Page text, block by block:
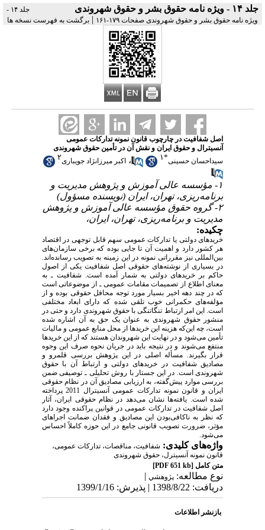
جلد ۱۴ - ویژه‌ نامه حقوق بشر و حقوق شهروندی
جلد ۱۴ -
ویژه‌ نامه حقوق بشر و حقوق شهروندی صفحات ۱۷۹-۱۶۱
| برگشت به فهرست نسخه ها
اصل شفافیت در چارچوب قانون نمونه تدارکات عمومی
آنسیترال و حقوق ایران و نقش آن در تأمین حقوق شهروندی
سیداحسان حسینی*۱ ، اکبر میرزانژاد جویباری۲
۱- مؤسسه عالی آموزش و پژوهش مدیریت و
برنامه‌ریزی، تهران، ایران (نویسنده مسؤول)
۲- گروه حقوق مؤسسه عالی آموزش و پژوهش
مدیریت و برنامه‌ریزی، تهران، ایران،
چکیده:
خریدهای دولتی یا تدارکات عمومی سهم قابل توجهی در اقتصاد
هر کشور دارد و اهمیت آن تا جایی بوده که برخی سازمان‌های
بین‌المللی نیز مقرراتی نمونه در این زمینه به تصویب رسانده‌اند.
در بسیاری از نوشته‌های حقوقی اصل شفافیت یکی از اصول
حاکم بر خریدهای دولتی به شمار آمده است. شفافیت ـ به
معنای اطلاع از تصمیمات مقامات عمومی ـ از موضوعاتی است
که در چند دهه اخیر بسیار مورد توجه محافل حقوقی بوده و از
مؤلفه‌های حکمرانی خوب تلقی شده که دارای ابعاد مختلفی
است. این امر ارتباط تنگاتنگی با حقوق شهروندی دارد و حتی در
منشور حقوق شهروندی به عنوان یک حق به آن اشاره شده
است، چه این‌که هزینه این خریدها از محل منابع عمومی و مالیات
تأمین می‌شود و در نهایت این شهروندان هستند که از این خریدها
منتفع می‌شوند و در نتیجه باید در جریان نحوه صرف این وجوه
قرار بگیرند. مسأله اصلی در این پژوهش بررسی قلمرو و
مصادیق شفافیت در خریدهای دولتی و ارتباط آن با حقوق
شهروندی است. در این جستار با روش تحلیلی ـ توصیفی ضمن
بررسی موارد پیش‌گفته، به ارزیابی مصادیق آن در نظام حقوقی
ایران و قانون نمونه تدارکات عمومی آنسیترال 2011 پرداخته
شده است. یافته‌ها نشان می‌دهد در نظام حقوقی ایران، آثار
اصل شفافیت در تدارکات عمومی در قوانین پراکنده وجود دارد
که نظر به ناکافی‌بودن این مصادیق و فقدان ضمانت‌ اجراهای
مؤثر، ضرورت تصویب قانونی جامع در این حوزه کاملاً احساس
می‌شود.
واژه‌های کلیدی: شفافیت، مناقصات، تدارکات عمومی،
قانون نمونه آنسیترل، حقوق شهروندی
متن کامل [PDF 651 kb]
نوع مطالعه: پژوهشي|
دریافت: 1398/8/22 | پذیرش: 1399/1/16
بازنشر اطلاعات